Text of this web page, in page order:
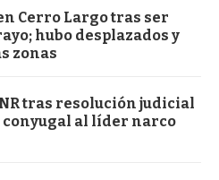
Cerro Largo tras ser
hubo desplazados y
zonas
tras resolución judicial
al líder narco